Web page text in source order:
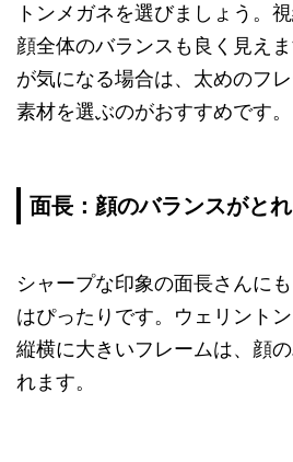
トンメガネを選びましょう。
顔全体のバランスも良く見え
が気になる場合は、太めのフ
素材を選ぶのがおすすめです。
面長：顔のバランスがと
シャープな印象の面長さんに
はぴったりです。ウェリント
縦横に大きいフレームは、顔
れます。